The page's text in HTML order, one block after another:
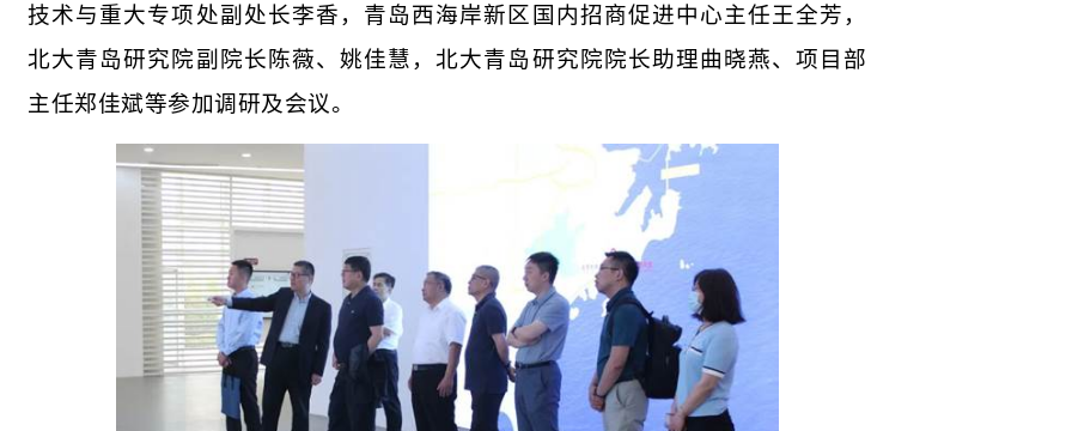
技术与重大专项处副处长李香，青岛西海岸新区国内招商促进中心主任王全芳，
北大青岛研究院副院长陈薇、姚佳慧，北大青岛研究院院长助理曲晓燕、项目部
主任郑佳斌等参加调研及会议。